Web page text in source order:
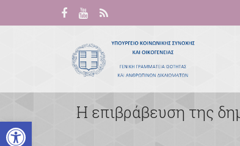
Ανοίξτε τη γραμμή εργαλείων
Η επιβράβευση της